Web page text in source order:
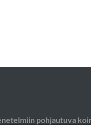
pohjautuva